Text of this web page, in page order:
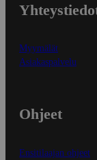
Myymälät
Asiakaspalvelu
Ohjeet
Ensitilaajan ohjeet